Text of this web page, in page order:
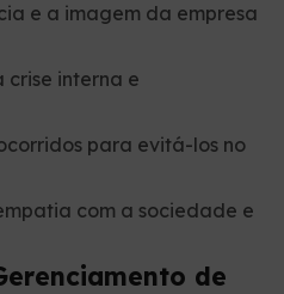
e a imagem da empresa
crise interna e
para evitá-los no
com a sociedade e
de